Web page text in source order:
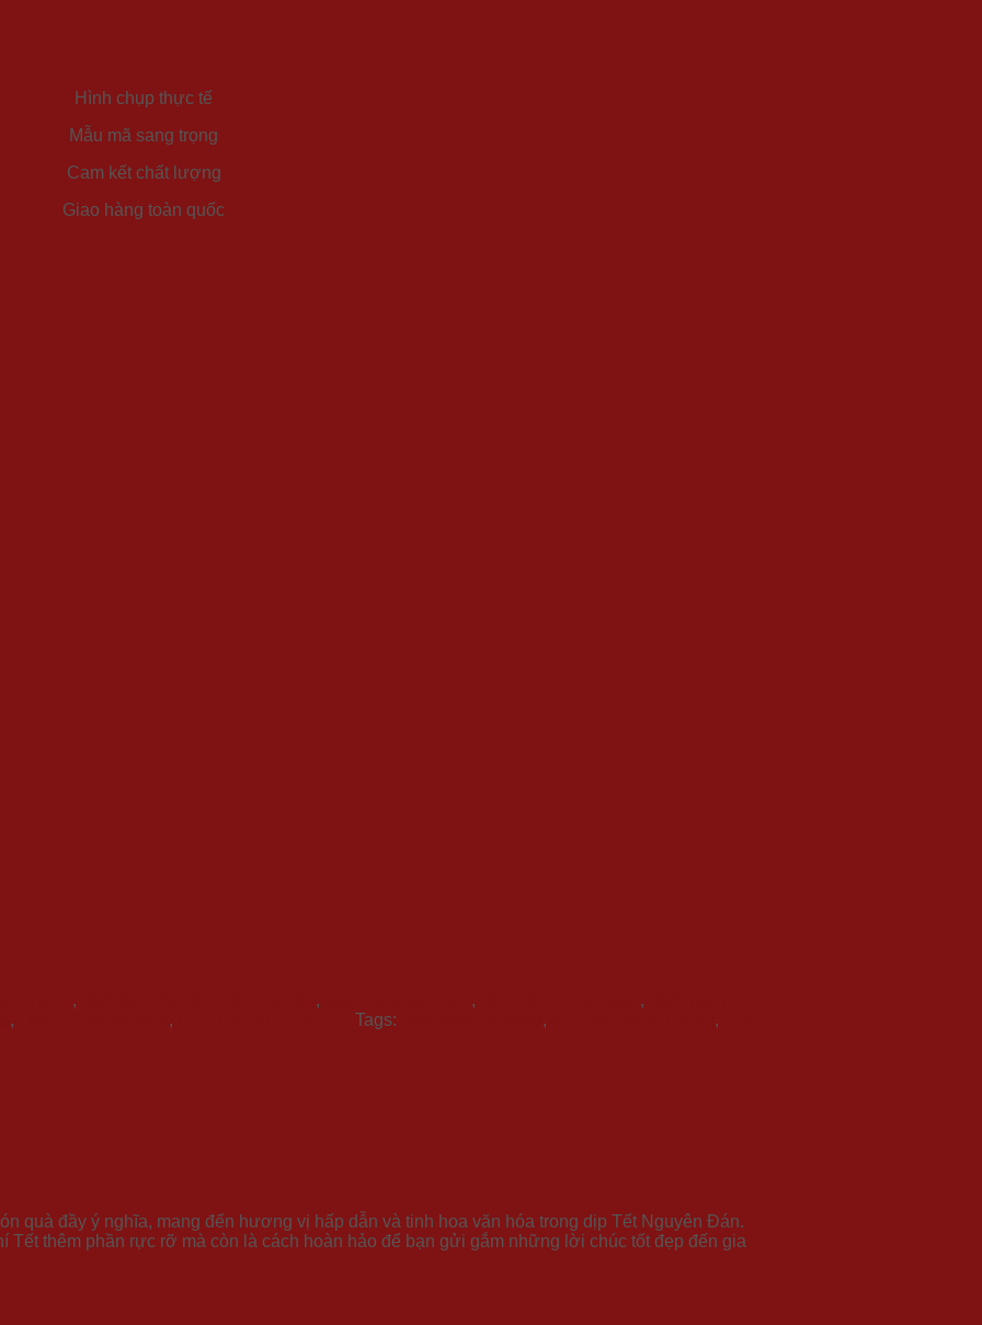
Hình chụp thực tế
Mẫu mã sang trọng
Cam kết chất lượng
Giao hàng toàn quốc
, , , ,
, , Tags: , ,
quà đầy ý nghĩa, mang đến hương vị hấp dẫn và tinh hoa văn hóa trong dịp Tết Nguyên Đán.
Tết thêm phần rực rỡ mà còn là cách hoàn hảo để bạn gửi gắm những lời chúc tốt đẹp đến gia